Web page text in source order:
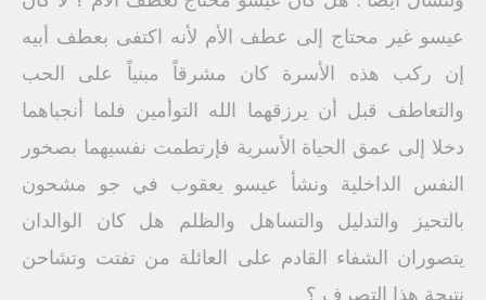
عيسو غير محتاج إلى عطف الأم لأنه اكتفى بعطف أبيه
إن ركب هذه الأسرة كان مشرقاً مبنياً على الحب
والتعاطف قبل أن يرزقهما الله التوأمين فلما أنجباهما
دخلا إلى عمق الحياة الأسرية فإرتطمت نفسيهما بصخور
النفس الداخلية ونشأ عيسو يعقوب في جو مشحون
بالتحيز والتدليل والتساهل والظلم هل كان الوالدان
يتصوران الشفاء القادم على العائلة من تفتت وتشاحن
نتيجة هذا التصرف ؟